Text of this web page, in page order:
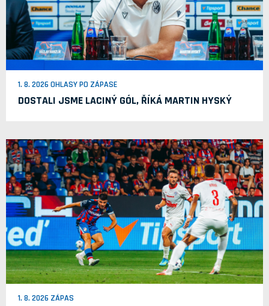
1. 8. 2026 OHLASY PO ZÁPASE
DOSTALI JSME LACINÝ GÓL, ŘÍKÁ MARTIN HYSKÝ
1. 8. 2026 ZÁPAS